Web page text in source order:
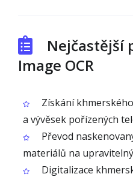
Nejčastější
Image OCR
Získání
a vývěsek pořízených
Převod
materiálů na
Digitalizace